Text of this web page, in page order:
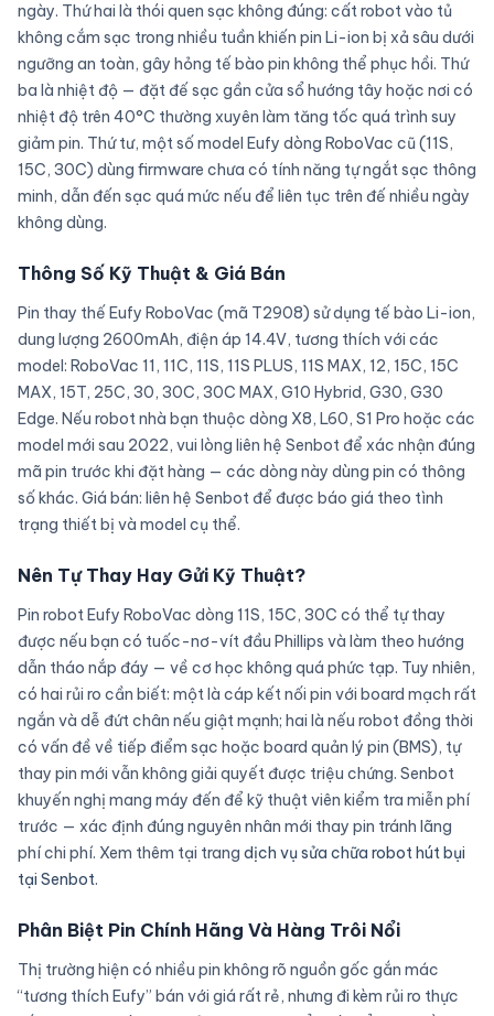
ngày. Thứ hai là thói quen sạc không đúng: cất robot vào tủ
không cắm sạc trong nhiều tuần khiến pin Li-ion bị xả sâu dưới
ngưỡng an toàn, gây hỏng tế bào pin không thể phục hồi. Thứ
ba là nhiệt độ — đặt đế sạc gần cửa sổ hướng tây hoặc nơi có
nhiệt độ trên 40°C thường xuyên làm tăng tốc quá trình suy
giảm pin. Thứ tư, một số model Eufy dòng RoboVac cũ (11S,
15C, 30C) dùng firmware chưa có tính năng tự ngắt sạc thông
minh, dẫn đến sạc quá mức nếu để liên tục trên đế nhiều ngày
không dùng.
Thông Số Kỹ Thuật & Giá Bán
Pin thay thế Eufy RoboVac (mã T2908) sử dụng tế bào Li-ion,
dung lượng 2600mAh, điện áp 14.4V, tương thích với các
model: RoboVac 11, 11C, 11S, 11S PLUS, 11S MAX, 12, 15C, 15C
MAX, 15T, 25C, 30, 30C, 30C MAX, G10 Hybrid, G30, G30
Edge. Nếu robot nhà bạn thuộc dòng X8, L60, S1 Pro hoặc các
model mới sau 2022, vui lòng liên hệ Senbot để xác nhận đúng
mã pin trước khi đặt hàng — các dòng này dùng pin có thông
số khác. Giá bán: liên hệ Senbot để được báo giá theo tình
trạng thiết bị và model cụ thể.
Nên Tự Thay Hay Gửi Kỹ Thuật?
Pin robot Eufy RoboVac dòng 11S, 15C, 30C có thể tự thay
được nếu bạn có tuốc-nơ-vít đầu Phillips và làm theo hướng
dẫn tháo nắp đáy — về cơ học không quá phức tạp. Tuy nhiên,
có hai rủi ro cần biết: một là cáp kết nối pin với board mạch rất
ngắn và dễ đứt chân nếu giật mạnh; hai là nếu robot đồng thời
có vấn đề về tiếp điểm sạc hoặc board quản lý pin (BMS), tự
thay pin mới vẫn không giải quyết được triệu chứng. Senbot
khuyến nghị mang máy đến để kỹ thuật viên kiểm tra miễn phí
trước — xác định đúng nguyên nhân mới thay pin tránh lãng
phí chi phí. Xem thêm tại trang dịch vụ sửa chữa robot hút bụi
tại Senbot.
Phân Biệt Pin Chính Hãng Và Hàng Trôi Nổi
Thị trường hiện có nhiều pin không rõ nguồn gốc gắn mác
“tương thích Eufy” bán với giá rất rẻ, nhưng đi kèm rủi ro thực